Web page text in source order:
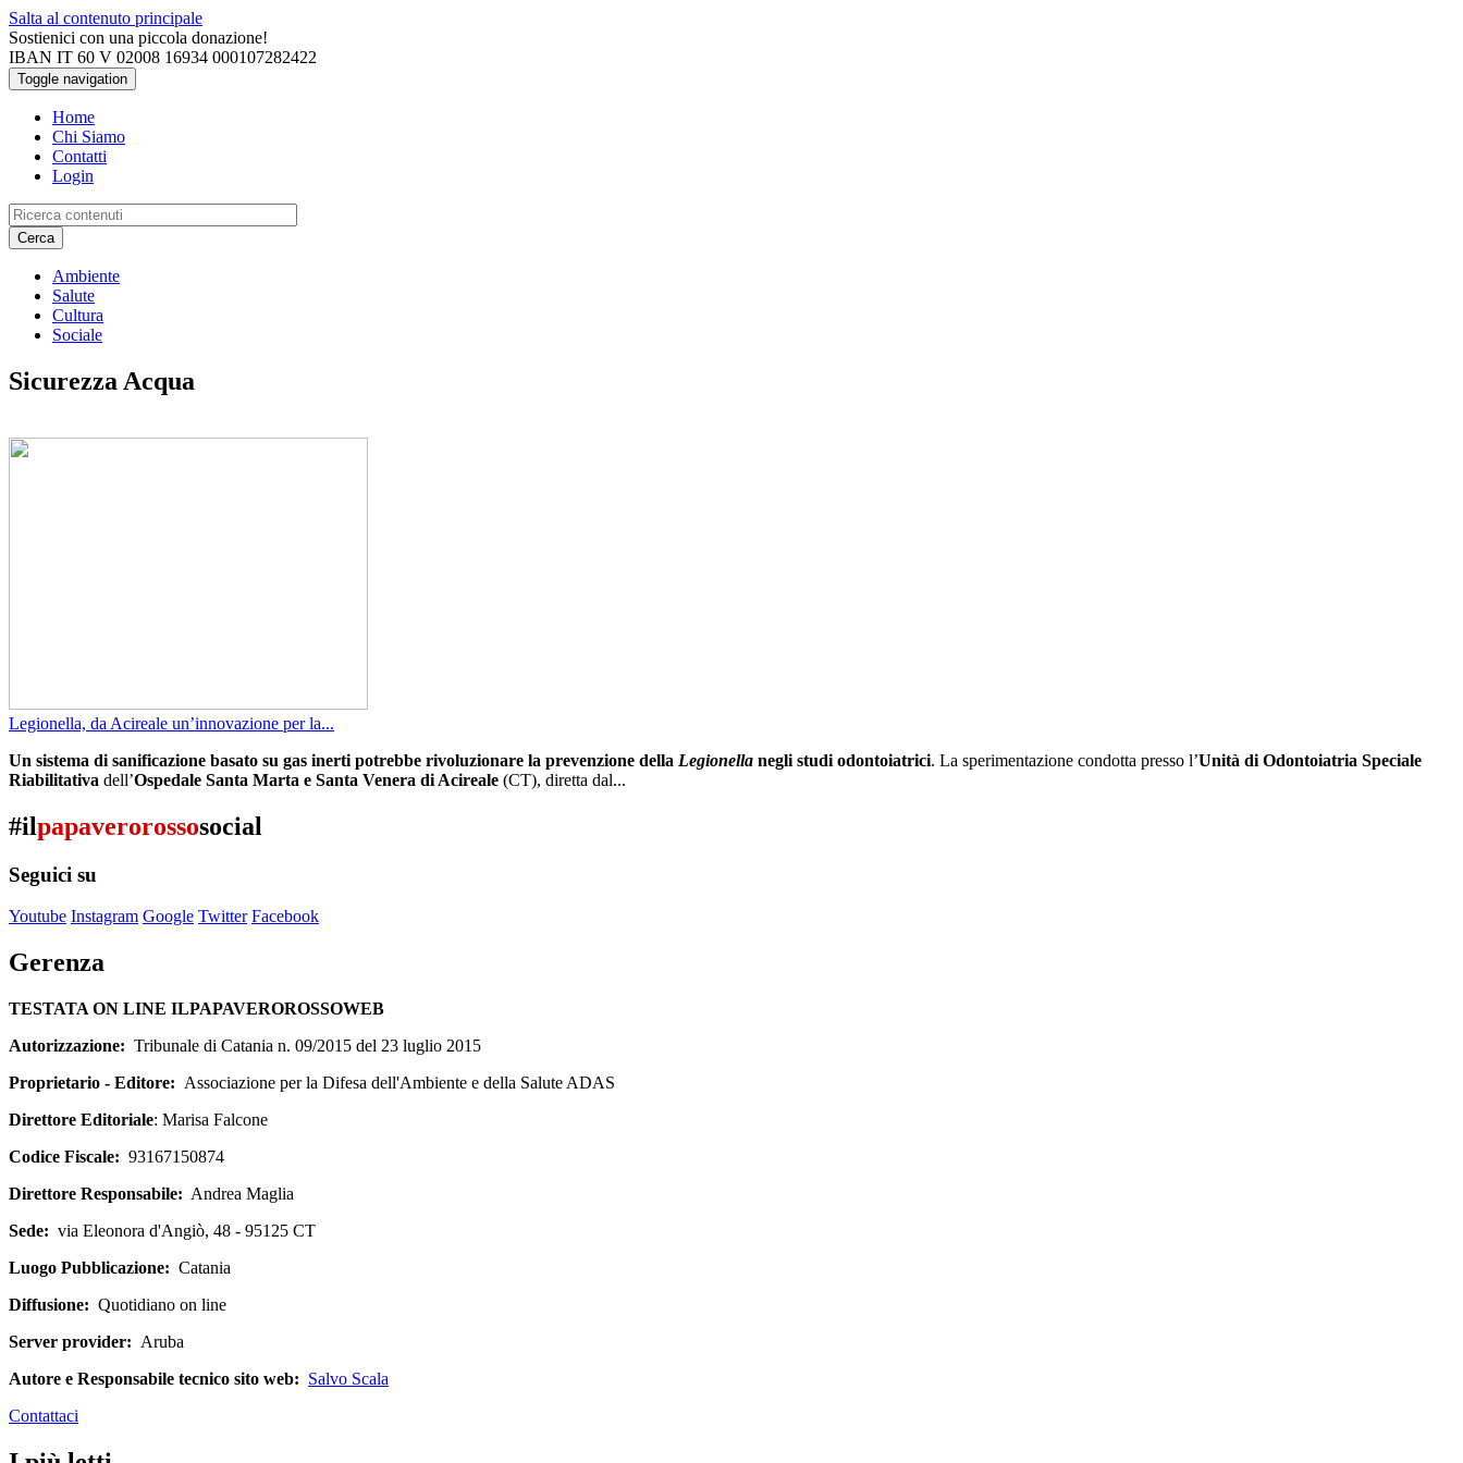
Salta al contenuto principale
Sostienici con una piccola donazione!
IBAN IT 60 V 02008 16934 000107282422
Toggle navigation
Home
Chi Siamo
Contatti
Login
Cerca
Ambiente
Salute
Cultura
Sociale
Sicurezza Acqua
Legionella, da Acireale un’innovazione per la...
Un sistema di sanificazione basato su gas inerti potrebbe rivoluzionare la prevenzione della Legionella negli studi odontoiatrici. La sperimentazione condotta presso l’Unità di Odontoiatria Speciale
Riabilitativa dell’Ospedale Santa Marta e Santa Venera di Acireale (CT), diretta dal...
#ilpapaverorossosocial
Seguici su
Youtube Instagram Google Twitter Facebook
Gerenza
TESTATA ON LINE ILPAPAVEROROSSOWEB
Autorizzazione: Tribunale di Catania n. 09/2015 del 23 luglio 2015
Proprietario - Editore: Associazione per la Difesa dell'Ambiente e della Salute ADAS
Direttore Editoriale: Marisa Falcone
Codice Fiscale: 93167150874
Direttore Responsabile: Andrea Maglia
Sede: via Eleonora d'Angiò, 48 - 95125 CT
Luogo Pubblicazione: Catania
Diffusione: Quotidiano on line
Server provider: Aruba
Autore e Responsabile tecnico sito web: Salvo Scala
Contattaci